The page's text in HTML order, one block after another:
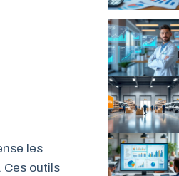
les
Ces outils